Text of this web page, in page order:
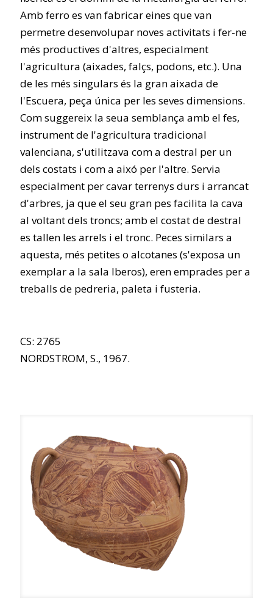
Amb ferro es van fabricar eines que van
permetre desenvolupar noves activitats i fer-ne
més productives d'altres, especialment
l'agricultura (aixades, falçs, podons, etc.). Una
de les més singulars és la gran aixada de
l'Escuera, peça única per les seves dimensions.
Com suggereix la seua semblança amb el fes,
instrument de l'agricultura tradicional
valenciana, s'utilitzava com a destral per un
dels costats i com a aixó per l'altre. Servia
especialment per cavar terrenys durs i arrancat
d'arbres, ja que el seu gran pes facilita la cava
al voltant dels troncs; amb el costat de destral
es tallen les arrels i el tronc. Peces similars a
aquesta, més petites o alcotanes (s'exposa un
exemplar a la sala Iberos), eren emprades per a
treballs de pedreria, paleta i fusteria.
CS: 2765
NORDSTROM, S., 1967.